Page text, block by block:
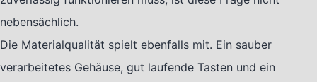
nebensächlich.
Die Materialqualität spielt ebenfalls mit. Ein sauber
verarbeitetes Gehäuse, gut laufende Tasten und ein